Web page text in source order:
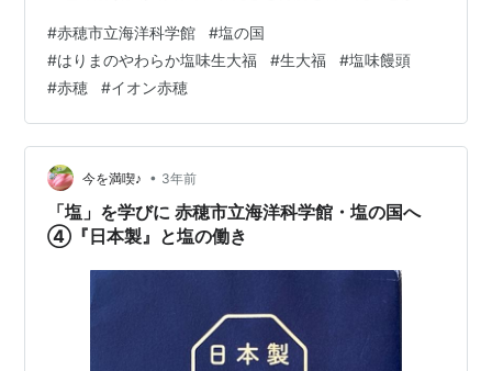
れはどこにでも売っているわけではなく、以前イオン赤
穂で買ったことがあると言われました。 そんなに美味し
いのなら食べてみたいと思い、帰りにイオン赤穂に寄っ
てみました。 すると・・・ ありました！
#赤穂市立海洋科学館 #塩の国
#はりまのやわらか塩味生大福 #生大福 #塩味饅頭
#赤穂 #イオン赤穂
今を満喫♪ • 3年前
「塩」を学びに 赤穂市立海洋科学館・塩の国へ
④『日本製』と塩の働き